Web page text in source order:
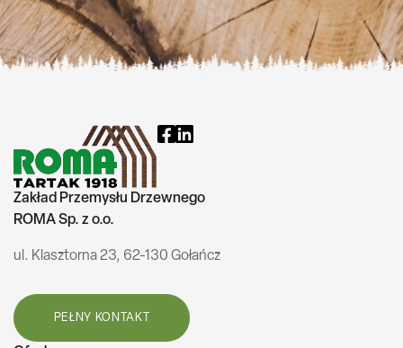
Zakład Przemysłu Drzewnego
ROMA Sp. z o.o.
ul. Klasztorna 23, 62-130 Gołańcz
PEŁNY KONTAKT